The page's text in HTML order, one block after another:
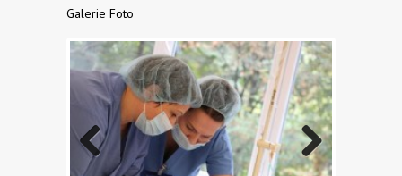
Galerie Foto
Previo
Next